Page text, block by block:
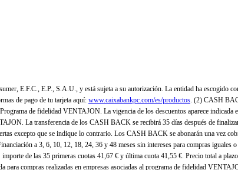
E.F.C., E.P., S.A.U., y está sujeta a su autorización. La entidad ha escogido
de pago de tu tarjeta aquí: www.caixabankpc.com/es/productos. (2) CASH
de fidelidad VENTAJON. La vigencia de los descuentos aparece indicada
La transferencia de los CASH BACK se recibirá 35 días después de
excepto que se indique lo contrario. Los CASH BACK se abonarán una vez
a 3, 6, 10, 12, 18, 24, 36 y 48 meses sin intereses para compras
importe de las 35 primeras cuotas 41,67 € y última cuota 41,55 €. Precio total a
compras realizadas en empresas asociadas al programa de fidelidad